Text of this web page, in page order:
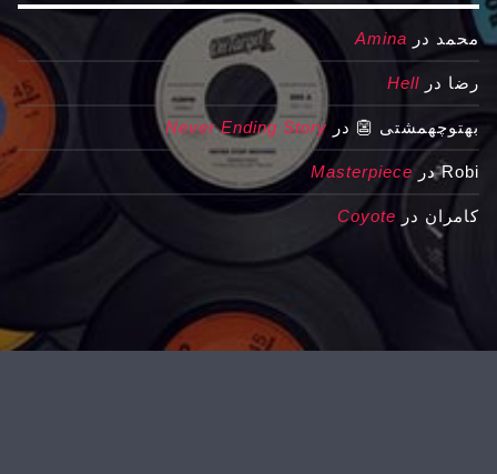
محمد در Amina
رضا در Hell
بهتوچهمشتی 👺 در Never Ending Story
Robiدر Masterpiece
کامران در Coyote